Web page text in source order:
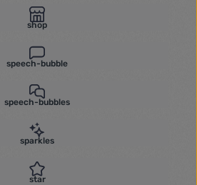
shop
speech-bubble
speech-bubbles
sparkles
star